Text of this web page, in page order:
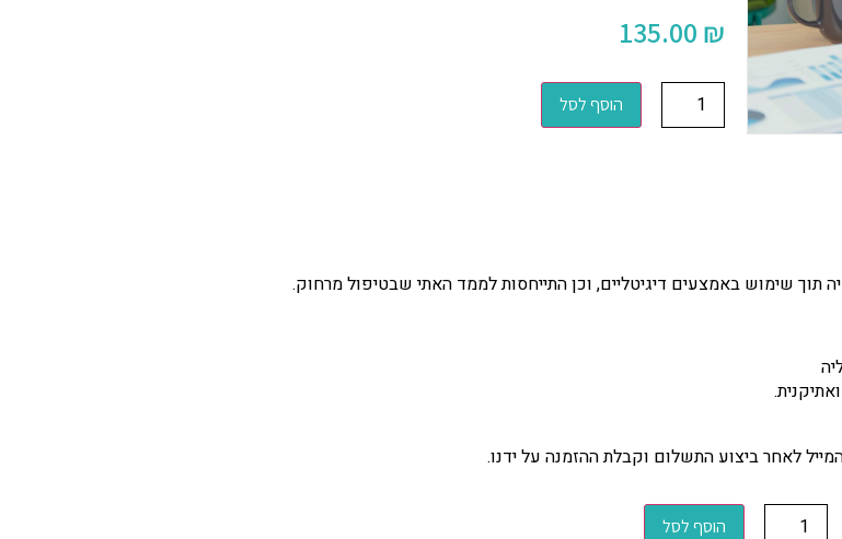
135.00 ₪
הוסף לסל
תוך שימוש באמצעים דיגיטליים, וכן התייחסות לממד האתי שבטיפול מרחוק.
לאחר ביצוע התשלום וקבלת ההזמנה על ידנו.
הוסף לסל